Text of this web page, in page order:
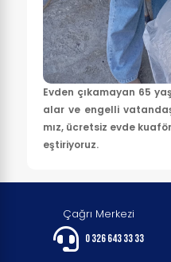
Evden çıkamayan 65
alar ve engelli
mız, ücretsiz evde
eştiriyoruz.
Çağrı Merkezi
0 326 643 33 33